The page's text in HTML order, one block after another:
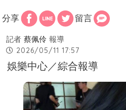
分享 留言
記者 蔡佩伶 報導
2026/05/11 17:57
娛樂中心／綜合報導